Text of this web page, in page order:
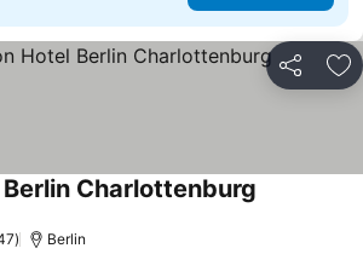
Bagikan
Charlottenburg
Berlin